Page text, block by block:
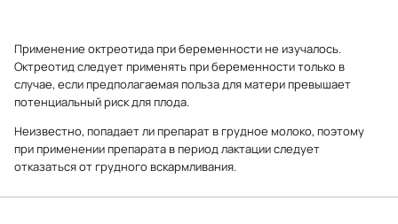
Применение октреотида при беременности не изучалось.
Октреотид следует применять при беременности только в
случае, если предполагаемая польза для матери превышает
потенциальный риск для плода.
Неизвестно, попадает ли препарат в грудное молоко, поэтому
при применении препарата в период лактации следует
отказаться от грудного вскармливания.